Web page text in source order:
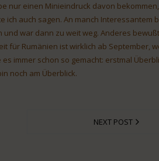
nur einen Minieindruck davon
ich auch sagen. An manch Interessantem
war dann zu weit weg. Anderes bewußt
für Rumänien ist wirklich ab September,
immer schon so gemacht: erstmal
noch am Überblick.
NEXT POST